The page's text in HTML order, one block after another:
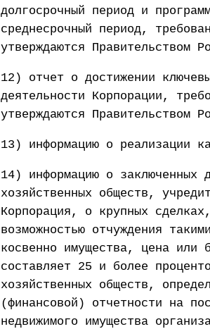
долгосрочный период и
среднесрочный период,
утверждаются Правительством
12) отчет о достижении
деятельности Корпорации,
утверждаются Правительством
13) информацию о реализации
14) информацию о заключенных
хозяйственных обществ,
Корпорация, о крупных
возможностью отчуждения
косвенно имущества, цена или
составляет 25 и более
хозяйственных обществ,
(финансовой) отчетности на
недвижимого имущества